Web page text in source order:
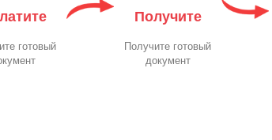
готовый
Получите
Получите готовый
документ